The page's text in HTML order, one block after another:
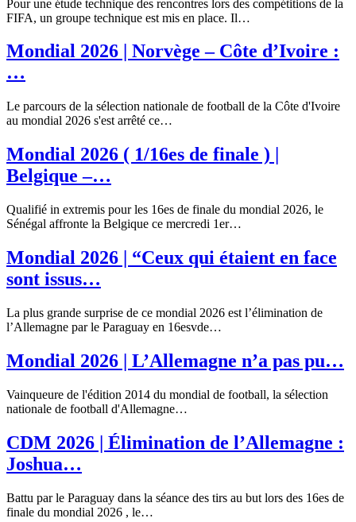
Pour une étude technique des rencontres lors des compétitions de la
FIFA, un groupe technique est mis en place. Il…
Mondial 2026 | Norvège – Côte d’Ivoire :
…
Le parcours de la sélection nationale de football de la Côte d'Ivoire
au mondial 2026 s'est arrêté ce…
Mondial 2026 ( 1/16es de finale ) |
Belgique –…
Qualifié in extremis pour les 16es de finale du mondial 2026, le
Sénégal affronte la Belgique ce mercredi 1er…
Mondial 2026 | “Ceux qui étaient en face
sont issus…
La plus grande surprise de ce mondial 2026 est l’élimination de
l’Allemagne par le Paraguay en 16esvde…
Mondial 2026 | L’Allemagne n’a pas pu…
Vainqueure de l'édition 2014 du mondial de football, la sélection
nationale de football d'Allemagne…
CDM 2026 | Élimination de l’Allemagne :
Joshua…
Battu par le Paraguay dans la séance des tirs au but lors des 16es de
finale du mondial 2026 , le…